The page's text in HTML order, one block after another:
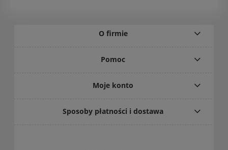
O firmie
Pomoc
Moje konto
Sposoby płatności i dostawa